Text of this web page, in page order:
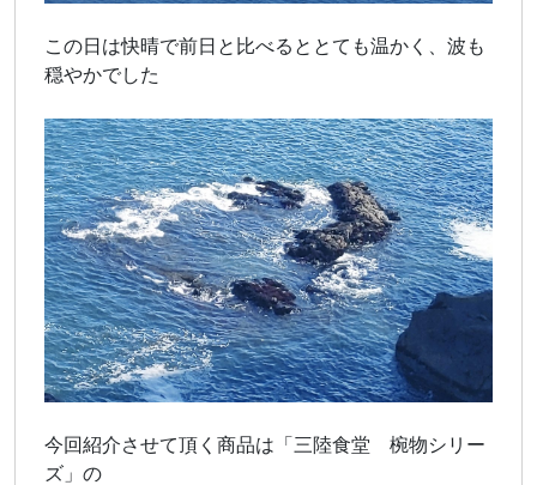
この日は快晴で前日と比べるととても温かく、波も
穏やかでした
今回紹介させて頂く商品は「三陸食堂 椀物シリー
ズ」の